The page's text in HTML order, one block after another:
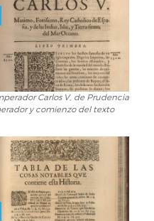
Carlos V, de Prudencia
y comienzo del texto